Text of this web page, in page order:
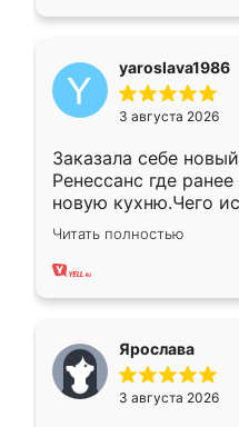
yaroslava1986
3 августа 2026
Заказала себе
Ренессанс где
новую кухню.Чего
вполне довольна.
два года, нареканий
Читать полностью
Ярослава
3 августа 2026